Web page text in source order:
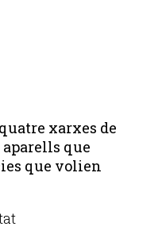
xarxes de
que
que volien